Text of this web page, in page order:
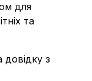
для
та
з